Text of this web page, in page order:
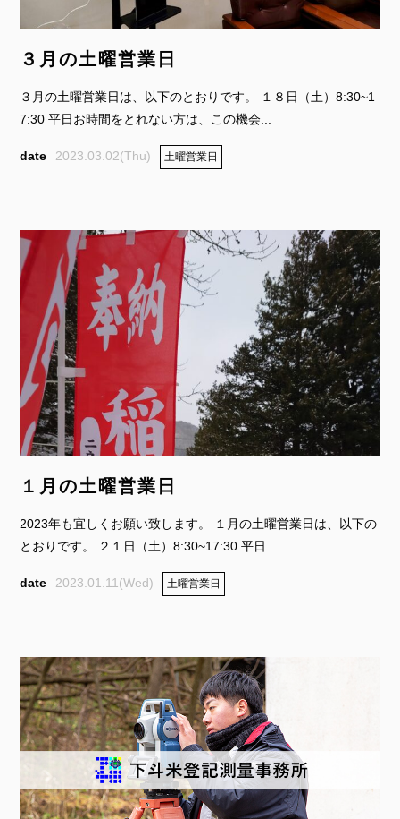
３月の土曜営業日
３月の土曜営業日は、以下のとおりです。 １８日（土）8:30~1
7:30 平日お時間をとれない方は、この機会...
2023.03.02(Thu) 土曜営業日
１月の土曜営業日
2023年も宜しくお願い致します。 １月の土曜営業日は、以下の
とおりです。 ２１日（土）8:30~17:30 平日...
2023.01.11(Wed) 土曜営業日